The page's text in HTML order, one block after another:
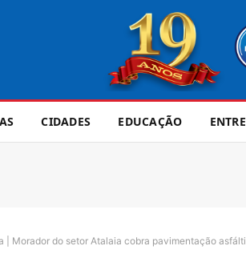
CIDADES EDUCAÇÃO
| Morador do setor Atalaia cobra pavimentação